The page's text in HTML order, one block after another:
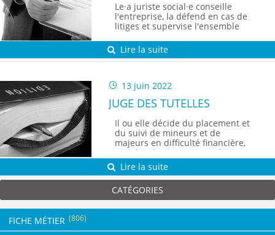
Le·a juriste social·e conseille
l'entreprise, la défend en cas de
litiges et supervise l'ensemble
Lire la suite
13 juin 2022
JUGE DES TUTELLES
Il ou elle décide du placement et
du suivi de mineurs et de
majeurs en difficulté financière,
sociale, physique ou psychique.
Lire la suite
CATÉGORIES
FICHE MÉTIER (806)